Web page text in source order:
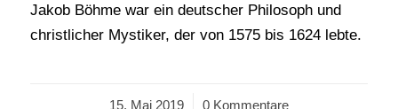
Jakob Böhme war ein deutscher Philosoph und
christlicher Mystiker, der von 1575 bis 1624 lebte.
15. Mai 2019
/ 0 Kommentare